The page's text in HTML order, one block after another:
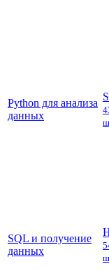
Python для анализа
данных
SQL и получение
данных